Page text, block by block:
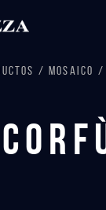
MOSAICO